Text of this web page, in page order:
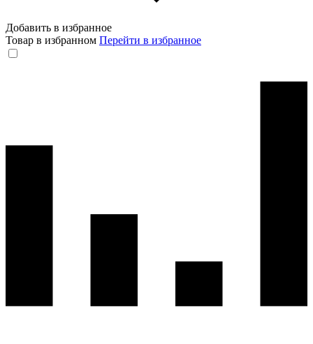
Добавить в избранное
Товар в избранном Перейти в избранное